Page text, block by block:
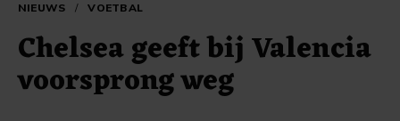
NIEUWS / VOETBAL
Chelsea geeft bij Valencia
voorsprong weg